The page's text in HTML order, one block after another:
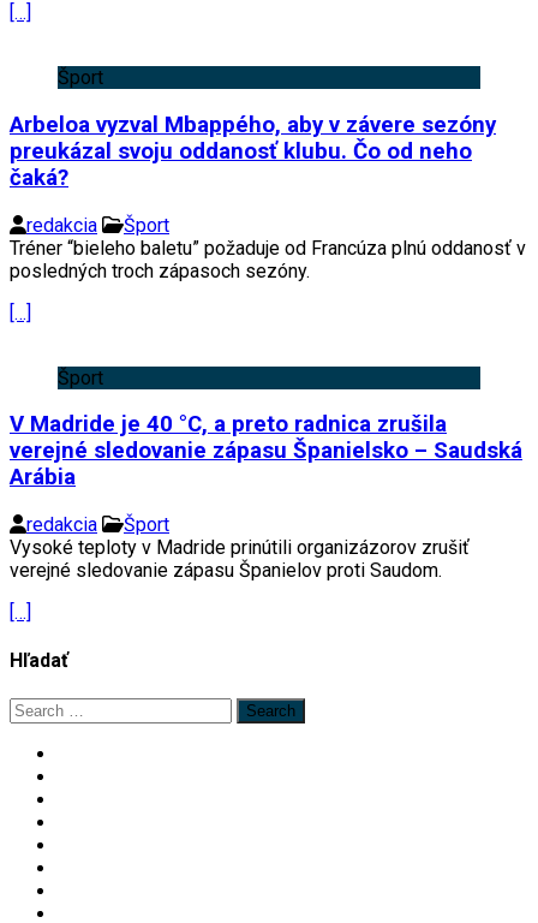
[…]
Šport
Arbeloa vyzval Mbappého, aby v závere sezóny
preukázal svoju oddanosť klubu. Čo od neho
čaká?
redakcia
Šport
Tréner “bieleho baletu” požaduje od Francúza plnú oddanosť v
posledných troch zápasoch sezóny.
[…]
Šport
V Madride je 40 °C, a preto radnica zrušila
verejné sledovanie zápasu Španielsko – Saudská
Arábia
redakcia
Šport
Vysoké teploty v Madride prinútili organizázorov zrušiť
verejné sledovanie zápasu Španielov proti Saudom.
[…]
Hľadať
Search
for: